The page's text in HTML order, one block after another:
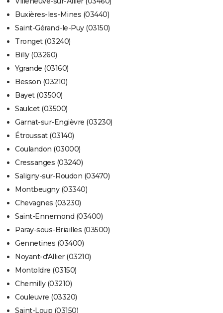
Buxières-les-Mines (03440)
Saint-Gérand-le-Puy (03150)
Tronget (03240)
Billy (03260)
Ygrande (03160)
Besson (03210)
Bayet (03500)
Saulcet (03500)
Garnat-sur-Engièvre (03230)
Étroussat (03140)
Coulandon (03000)
Cressanges (03240)
Saligny-sur-Roudon (03470)
Montbeugny (03340)
Chevagnes (03230)
Saint-Ennemond (03400)
Paray-sous-Briailles (03500)
Gennetines (03400)
Noyant-d'Allier (03210)
Montoldre (03150)
Chemilly (03210)
Couleuvre (03320)
Saint-Loup (03150)